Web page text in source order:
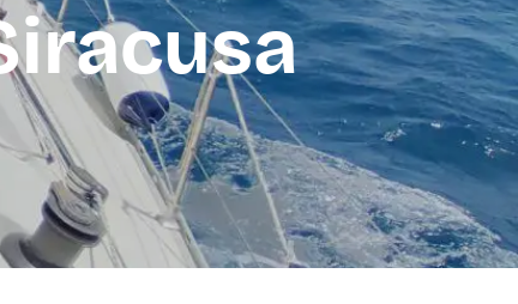
Addio al
nubilato
Continua con l'email